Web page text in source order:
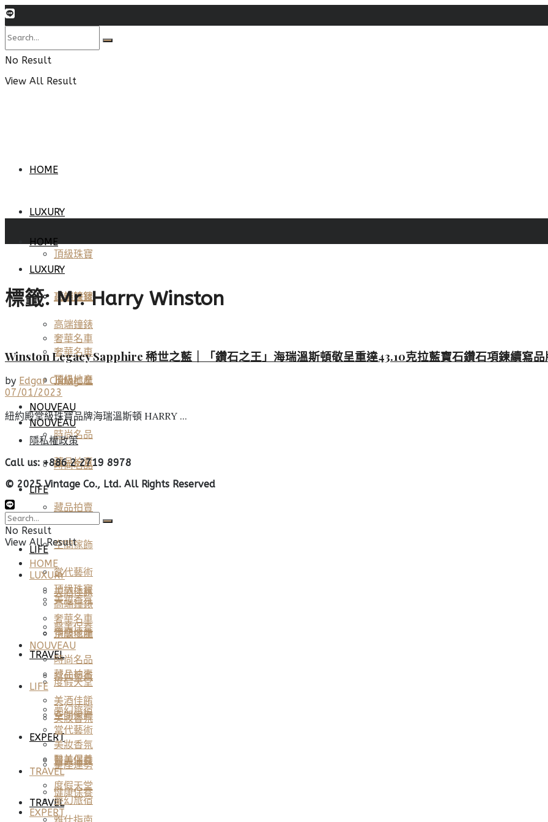
No Result
View All Result
HOME
LUXURY
頂級珠寶
高端鐘錶
奢華名車
頂級地產
NOUVEAU
時尚名品
藏品拍賣
LIFE
美酒佳餚
空間傢飾
當代藝術
美妝香氛
醫美保養
TRAVEL
HOME
LUXURY
頂級珠寶
高端鐘錶
奢華名車
頂級地產
NOUVEAU
時尚名品
藏品拍賣
LIFE
空間傢飾
當代藝術
美妝香氛
醫美保養
TRAVEL
度假天堂
夢幻旅宿
EXPERT
星座運勢
健康保養
標籤:Mr. Harry Winston
Winston Legacy Sapphire 稀世之藍｜「鑽石之王」海瑞溫斯頓敬呈重達43.10克拉藍寶石鑽石項鍊續寫
by Edgar Chang
07/01/2023
紐約殿堂級珠寶品牌海瑞溫斯頓 HARRY ...
隱私權政策
Call us: +886 2 2719 8978
© 2025 Vintage Co., Ltd. All Rights Reserved
No Result
View All Result
HOME
LUXURY
頂級珠寶
高端鐘錶
奢華名車
頂級地產
NOUVEAU
時尚名品
藏品拍賣
LIFE
美酒佳餚
空間傢飾
當代藝術
美妝香氛
醫美保養
TRAVEL
度假天堂
夢幻旅宿
EXPERT